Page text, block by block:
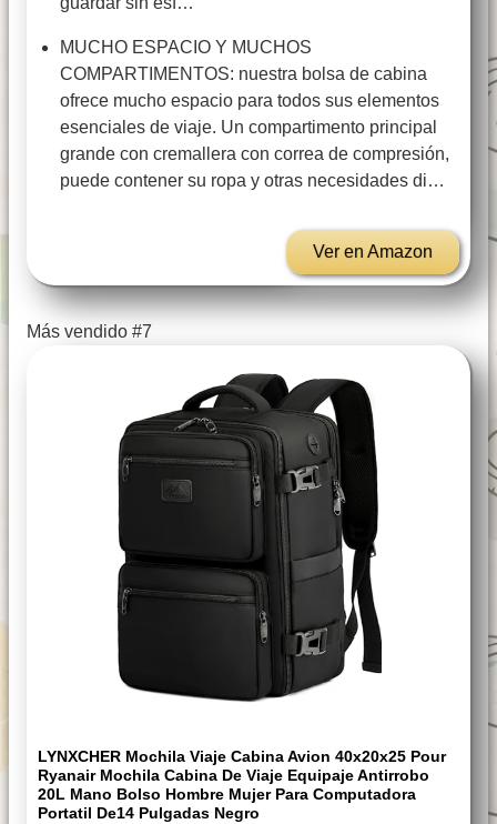
MUCHO ESPACIO Y MUCHOS
COMPARTIMENTOS: nuestra bolsa de cabina
ofrece mucho espacio para todos sus elementos
esenciales de viaje. Un compartimento principal
grande con cremallera con correa de compresión,
puede contener su ropa y otras necesidades di…
Ver en Amazon
Más vendido #7
LYNXCHER Mochila Viaje Cabina Avion 40x20x25 Pour
Ryanair Mochila Cabina De Viaje Equipaje Antirrobo
20L Mano Bolso Hombre Mujer Para Computadora
Portatil De14 Pulgadas Negro